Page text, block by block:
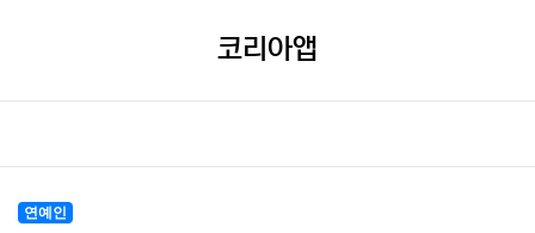
코리아앱
연예인